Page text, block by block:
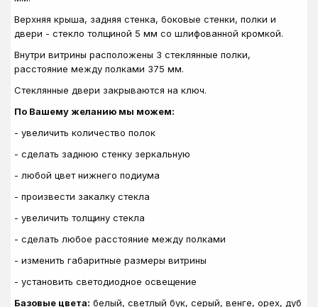
Верхняя крыша, задняя стенка, боковые стенки, полки и
двери - стекло толщиной 5 мм со шлифованной кромкой.
Внутри витрины расположены 3 стеклянные полки,
расстояние между полками 375 мм.
Стеклянные двери закрываются на ключ.
По Вашему желанию мы можем:
- увеличить количество полок
- сделать заднюю стенку зеркальную
- любой цвет нижнего подиума
- произвести закалку стекла
- увеличить толщину стекла
- сделать любое расстояние между полками
- изменить габаритные размеры витрины
- установить светодиодное освещение
Базовые цвета: белый, светлый бук, серый, венге, орех, дуб